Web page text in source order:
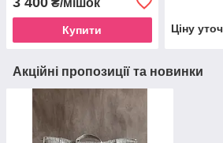
Купити Ціну
Акційні пропозиції та новинки